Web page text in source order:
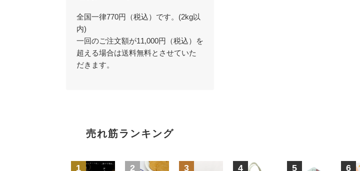
全国一律770円（税込）です。(2kg以
内)
一回のご注文額が11,000円（税込）を
超える場合は送料無料とさせていた
だきます。
売れ筋ランキング
1 2 3 4 5 6